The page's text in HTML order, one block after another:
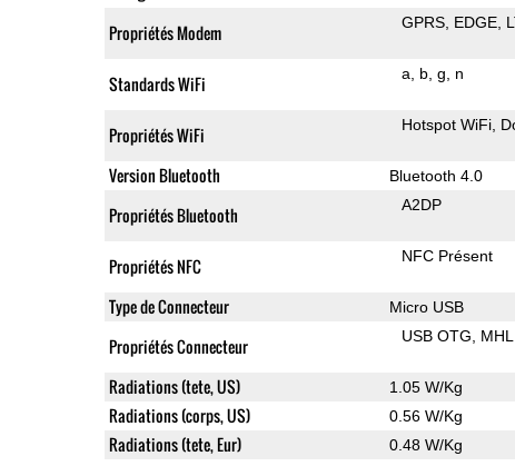
Propriétés Modem GPRS EDGE
Standards WiFi a b g n
Propriétés WiFi Hotspot WiFi
Version Bluetooth Bluetooth 4.0
Propriétés Bluetooth A2DP
Propriétés NFC NFC Présent
Type de Connecteur Micro USB
Propriétés Connecteur USB OTG MHL
Radiations (tete, US) 1.05 W/Kg
Radiations (corps, US) 0.56 W/Kg
Radiations (tete, Eur) 0.48 W/Kg